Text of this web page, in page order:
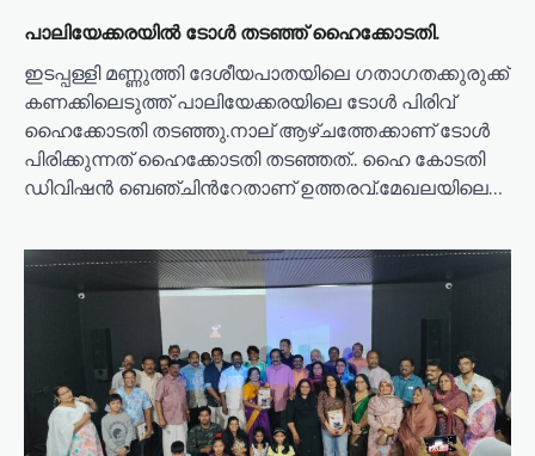
പാലിയേക്കരയില്‍ ടോള്‍ തടഞ്ഞ് ഹൈക്കോടതി.
ഇടപ്പള്ളി മണ്ണുത്തി ദേശീയപാതയിലെ ഗതാഗതക്കുരുക്ക്
കണക്കിലെടുത്ത് പാലിയേക്കരയിലെ ടോൾ പിരിവ്
ഹൈക്കോടതി തടഞ്ഞു.നാല് ആഴ്ചത്തേക്കാണ് ടോള്‍
പിരിക്കുന്നത് ഹൈക്കോടതി തടഞ്ഞത്.. ഹൈ കോടതി
ഡിവിഷൻ ബെഞ്ചിന്‍റേതാണ് ഉത്തരവ്.മേഖലയിലെ…